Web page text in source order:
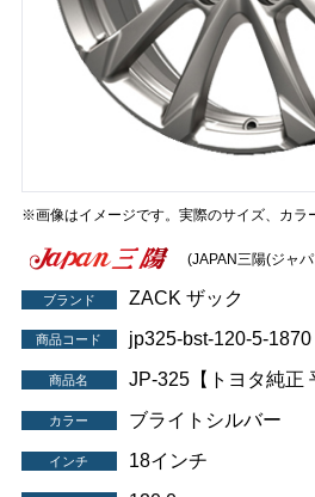
※画像はイメージです。実際のサイズ、カラ
(JAPAN三陽(ジャ
ブランド ZACK ザック
商品コード jp325-bst-120-5-1870
商品名 JP-325【トヨタ純正
カラー ブライトシルバー
インチ 18インチ